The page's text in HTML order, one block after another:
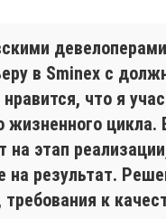
в Sminex с
что я
жизненного
на этап
на результат.
требования к